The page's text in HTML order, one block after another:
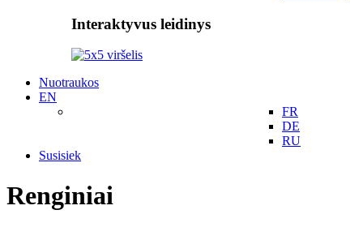
Interaktyvus leidinys
Nuotraukos
EN
FR
DE
RU
Susisiek
Renginiai